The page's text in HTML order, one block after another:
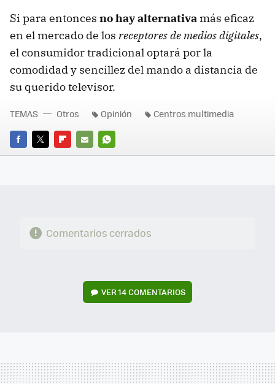
Si para entonces no hay alternativa más eficaz
en el mercado de los receptores de medios digitales,
el consumidor tradicional optará por la
comodidad y sencillez del mando a distancia de
su querido televisor.
FACEBOOK
TWITTERFLIPBOARD
E-
WHATSAPP
TEMAS Otros Opinión Centros multimedia
Comentarios cerrados
VER14 COMENTARIOS